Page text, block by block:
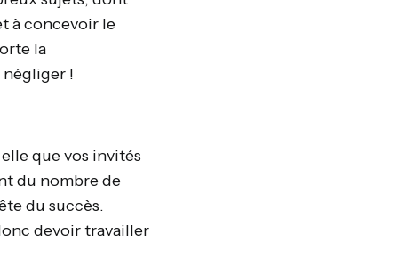
à concevoir le
la
négliger !
que vos invités
du nombre de
du succès.
devoir travailler